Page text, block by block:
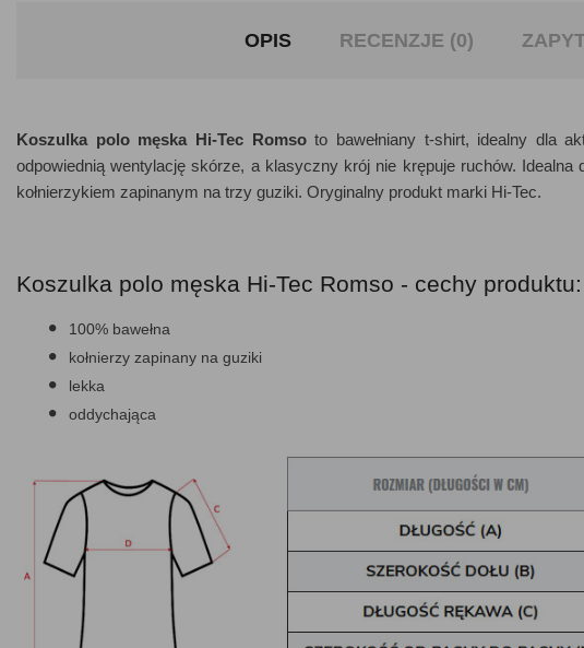
OPIS RECENZJE (0)
Koszulka polo męska Hi-Tec Romsoto bawełniany t-shirt, idealny dla
odpowiednią wentylację skórze, a klasyczny krój nie krępuje ruchów.
kołnierzykiem zapinanym na trzy guziki. Oryginalny produkt marki Hi-Tec.
Koszulka polo męska Hi-Tec Romso - cechy produktu:
100% bawełna
kołnierzy zapinany na guziki
lekka
oddychająca